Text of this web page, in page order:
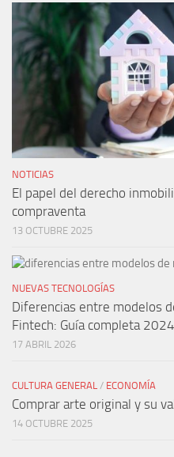
NOTICIAS
El papel del derecho
compraventa
13 OCTUBRE 2025
NUEVAS TECNOLOGÍAS
Diferencias entre modelos
Fintech: Guía completa 2024
17 ABRIL 2026
CULTURA GENERAL / ECONOMÍA
Comprar arte original y su
14 OCTUBRE 2025